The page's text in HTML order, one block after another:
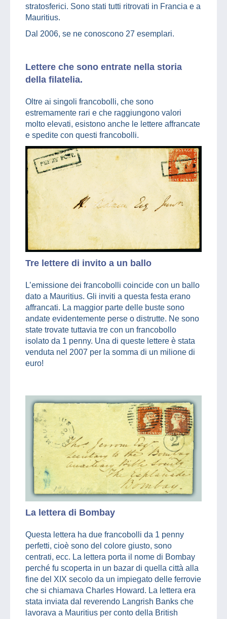
stratosferici. Sono stati tutti ritrovati in Francia e a
Mauritius.
Dal 2006, se ne conoscono 27 esemplari.
Lettere che sono entrate nella storia
della filatelia.
Oltre ai singoli francobolli, che sono
estremamente rari e che raggiungono valori
molto elevati, esistono anche le lettere affrancate
e spedite con questi francobolli.
Tre lettere di invito a un ballo
L’emissione dei francobolli coincide con un ballo
dato a Mauritius. Gli inviti a questa festa erano
affrancati. La maggior parte delle buste sono
andate evidentemente perse o distrutte. Ne sono
state trovate tuttavia tre con un francobollo
isolato da 1 penny. Una di queste lettere è stata
venduta nel 2007 per la somma di un milione di
euro!
La lettera di Bombay
Questa lettera ha due francobolli da 1 penny
perfetti, cioè sono del colore giusto, sono
centrati, ecc. La lettera porta il nome di Bombay
perché fu scoperta in un bazar di quella città alla
fine del XIX secolo da un impiegato delle ferrovie
che si chiamava Charles Howard. La lettera era
stata inviata dal reverendo Langrish Banks che
lavorava a Mauritius per conto della British